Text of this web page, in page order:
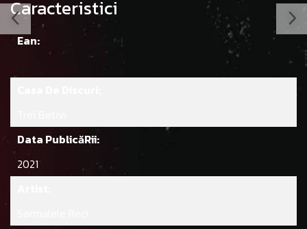
Caracteristici
Ean:
Data PublicăRii:
2021